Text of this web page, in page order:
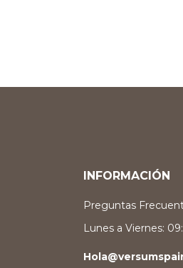
INFORMACIÓN
Preguntas
Lunes a Viernes: